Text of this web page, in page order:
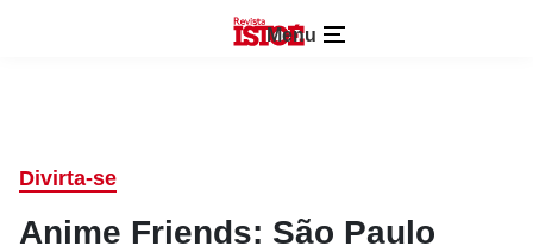
Menu
Divirta-se
Anime Friends: São Paulo